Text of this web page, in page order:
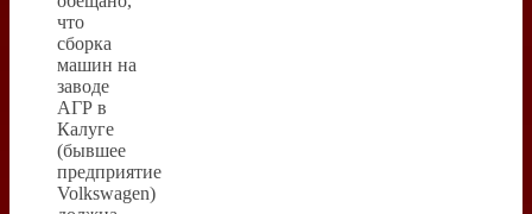
что
сборка
машин на
заводе
АГР в
Калуге
(бывшее
предприятие
Volkswagen)